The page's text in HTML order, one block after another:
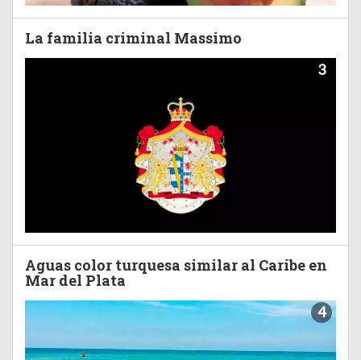
La familia criminal Massimo
3
Aguas color turquesa similar al Caribe en
Mar del Plata
4